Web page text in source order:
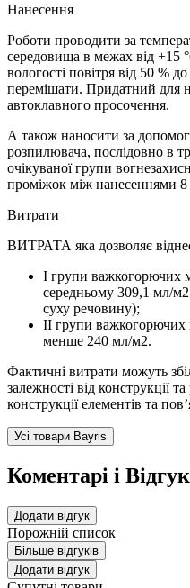
Нанесення
Роботи проводити за
середовища в межах від +15
вологості повітря від 50 %
перемішати. Придатний для
автоклавного просочення.
А також наносити за
розпилювача, послідовно в
очікуваної групи
проміжок між нанесеннями 8
Витрати
ВИТРАТА яка дозволяє
І групи важкогорючих
середньому 309,1 мл/
суху речовину);
ІІ групи важкогорючих
менше 240 мл/м2.
Фактичні витрати можуть
залежності від конструкції
конструкції елементів та
Усі товари Bayris
Коментарі і
Додати відгук
Порожній список
Більше відгуків
Додати відгук